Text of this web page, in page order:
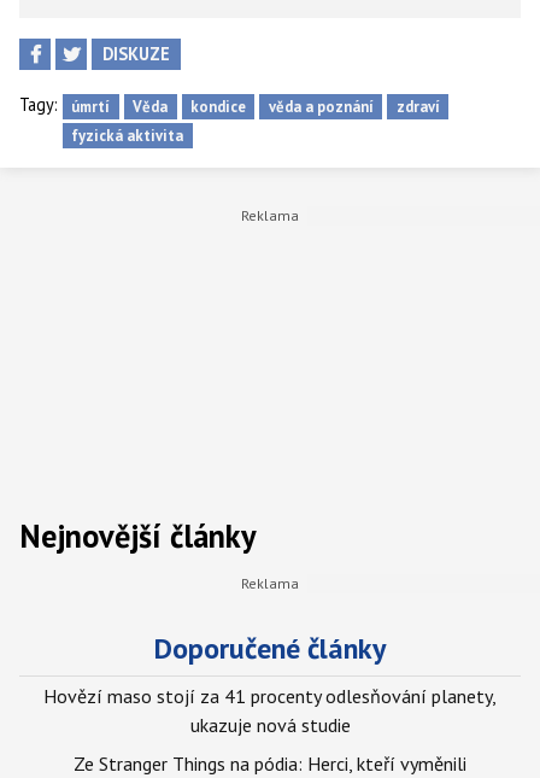
DISKUZE
Tagy: úmrtí Věda kondice věda a poznání
zdraví
fyzická aktivita
Nejnovější články
Doporučené články
Hovězí maso stojí za 41 procenty odlesňování planety,
ukazuje nová studie
Ze Stranger Things na pódia: Herci, kteří vyměnili